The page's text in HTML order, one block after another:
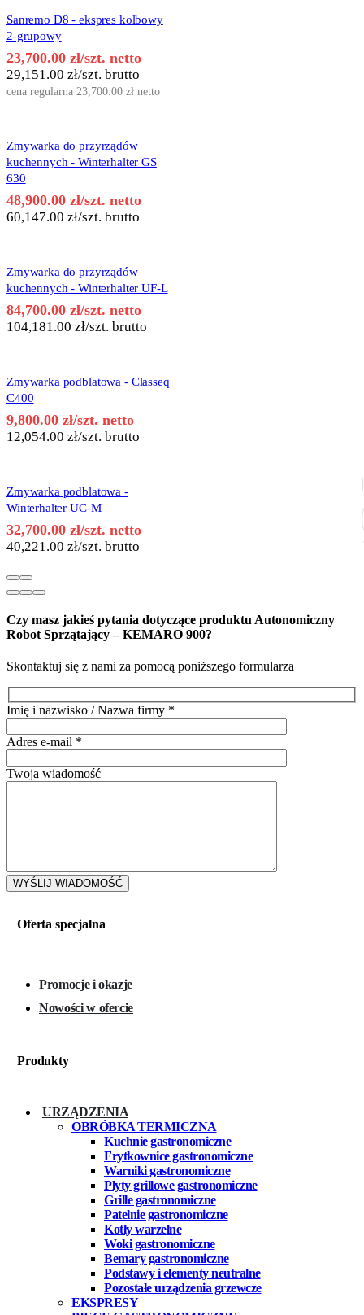
Sanremo D8 - ekspres kolbowy
2-grupowy
23,700.00 zł/szt. netto
29,151.00 zł/szt. brutto
cena regularna 23,700.00 zł netto
Zmywarka do przyrządów
kuchennych - Winterhalter GS
630
48,900.00 zł/szt. netto
60,147.00 zł/szt. brutto
Zmywarka do przyrządów
kuchennych - Winterhalter UF-L
84,700.00 zł/szt. netto
104,181.00 zł/szt. brutto
Zmywarka podblatowa - Classeq
C400
9,800.00 zł/szt. netto
12,054.00 zł/szt. brutto
Zmywarka podblatowa -
Winterhalter UC-M
32,700.00 zł/szt. netto
40,221.00 zł/szt. brutto
Czy masz jakieś pytania dotyczące produktu Autonomiczny
Robot Sprzątający – KEMARO 900?
Skontaktuj się z nami za pomocą poniższego formularza
Imię i nazwisko / Nazwa firmy *
Adres e-mail *
Twoja wiadomość
Oferta specjalna
Promocje i okazje
Nowości w ofercie
Produkty
URZĄDZENIA
OBRÓBKA TERMICZNA
Kuchnie gastronomiczne
Frytkownice gastronomiczne
Warniki gastronomiczne
Płyty grillowe gastronomiczne
Grille gastronomiczne
Patelnie gastronomiczne
Kotły warzelne
Woki gastronomiczne
Bemary gastronomiczne
Podstawy i elementy neutralne
Pozostałe urządzenia grzewcze
EKSPRESY